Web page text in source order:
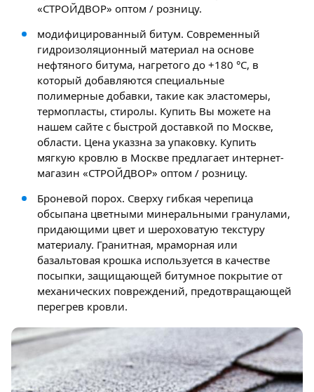
«СТРОЙДВОР» оптом / розницу.
модифицированный битум. Современный
гидроизоляционный материал на основе
нефтяного битума, нагретого до +180 °С, в
который добавляются специальные
полимерные добавки, такие как эластомеры,
термопласты, стиролы. Купить Вы можете на
нашем сайте с быстрой доставкой по Москве,
области. Цена указзна за упаковку. Купить
мягкую кровлю в Москве предлагает интернет-
магазин «СТРОЙДВОР» оптом / розницу.
Броневой порох. Сверху гибкая черепица
обсыпана цветными минеральными гранулами,
придающими цвет и шероховатую текстуру
материалу. Гранитная, мраморная или
базальтовая крошка используется в качестве
посыпки, защищающей битумное покрытие от
механических повреждений, предотвращающей
перегрев кровли.